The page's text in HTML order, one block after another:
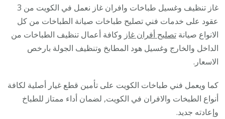
غاز تنظيف وغسيل طباخات وافران غاز نعمل في الكويت من 3
عقود على خدمات فني تصليح طباخات صيانة الطباخات من كل
الانواع صيانةتصليح أفران غاز وكافة أعمال تنظيف الطباخات من
الداخل والخارج وغسيل هود المطابخ وتنظيف الجولة بارخص
الاسعار.
كما ويعمل فني طباخات الكويت على تأمين قطع غيار أصلية لكافة
أنواع الطبخات والافران في الكويت, لضمان أداء ممتاز للطباخ
وإعادته جديد.